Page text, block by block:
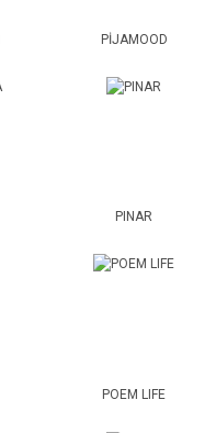
PİJAMOOD
PINAR
POEM LIFE